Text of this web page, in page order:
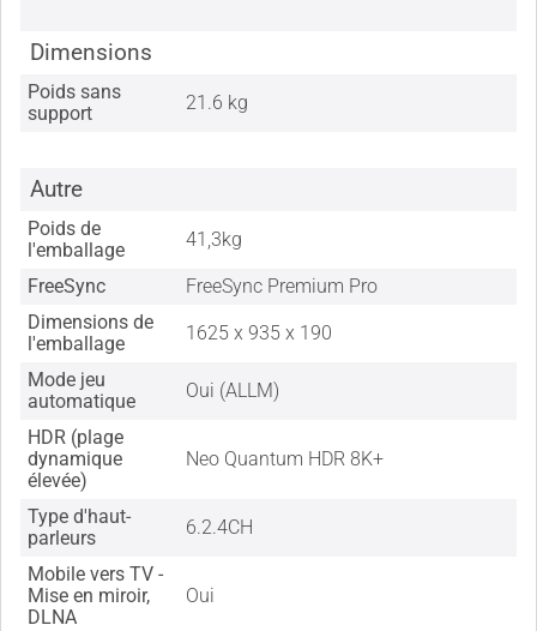
Dimensions
Poids sans
support
21.6 kg
Autre
Poids de
l'emballage
41,3kg
FreeSync
FreeSync Premium Pro
Dimensions de
l'emballage
1625 x 935 x 190
Mode jeu
automatique
Oui (ALLM)
HDR (plage
dynamique
élevée)
Neo Quantum HDR 8K+
Type d'haut-
parleurs
6.2.4CH
Mobile vers TV -
Mise en miroir,
DLNA
Oui